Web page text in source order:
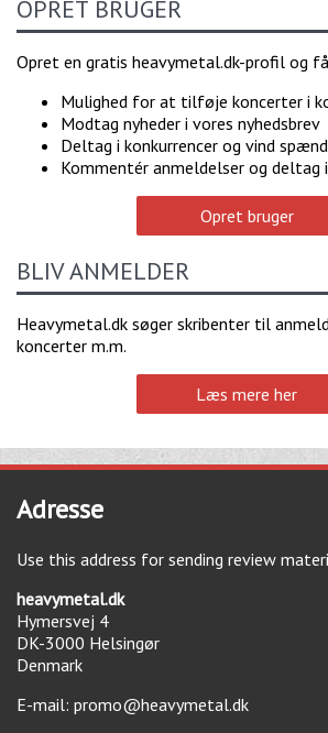
OPRET BRUGER
Opret en gratis heavymetal.dk-profil og
Mulighed for at tilføje koncerter i
Modtag nyheder i vores nyhedsbrev
Deltag i konkurrencer og vind
Kommentér anmeldelser og
Opret bruger
BLIV ANMELDER
Heavymetal.dk søger skribenter til
koncerter m.m.
Læs mere her
Adresse
Use this address for sending review
heavymetal.dk
Hymersvej 4
DK-3000 Helsingør
Denmark
E-mail: promo@heavymetal.dk